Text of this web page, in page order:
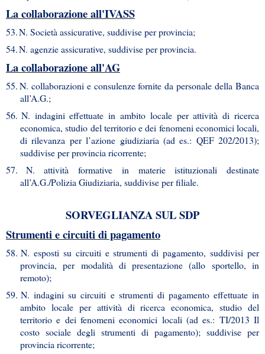
La collaborazione all'IVASS
53.N. Società assicurative, suddivise per provincia;
54.N. agenzie assicurative, suddivise per provincia.
La collaborazione all'AG
55.N. collaborazioni e consulenze fornite da personale della Banca
all’A.G.;
56. N. indagini effettuate in ambito locale per attività di ricerca
economica, studio del territorio e dei fenomeni economici locali,
di rilevanza per l’azione giudiziaria (ad es.: QEF 202/2013);
suddivise per provincia ricorrente;
57.
N. attività formative in materie istituzionali destinate
all’A.G./Polizia Giudiziaria, suddivise per filiale.
SORVEGLIANZA SUL SDP
Strumenti e circuiti di pagamento
58. N. esposti su circuiti e strumenti di pagamento, suddivisi per
provincia, per modalità di presentazione (allo sportello, in
remoto);
59. N. indagini su circuiti e strumenti di pagamento effettuate in
ambito locale per attività di ricerca economica, studio del
territorio e dei fenomeni economici locali (ad es.: TI/2013 Il
costo sociale degli strumenti di pagamento); suddivise per
provincia ricorrente;